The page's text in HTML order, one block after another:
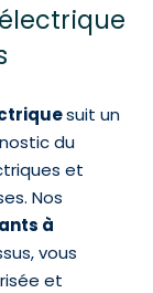
suit un
du
et
Nos
à
vous
et